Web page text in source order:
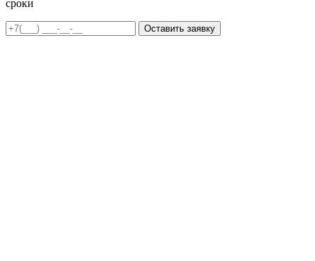
сроки
Оставить заявку